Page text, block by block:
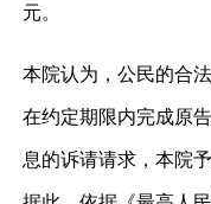
元。
本院认为，公民的合
在约定期限内完成原
息的诉请请求，本院